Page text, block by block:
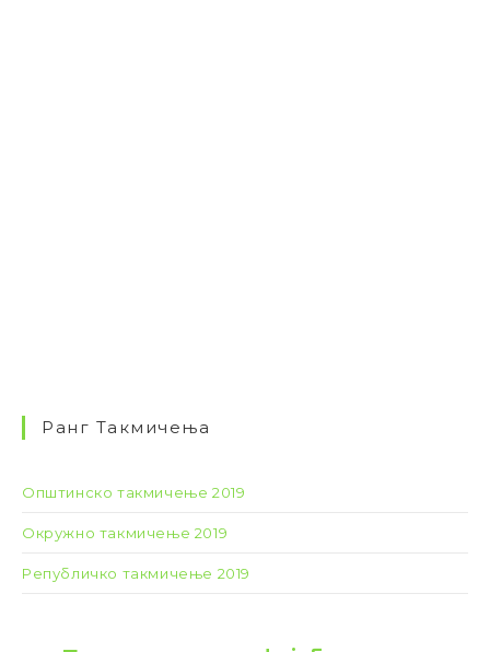
Ранг Такмичења
Општинско такмичење 2019
Окружно такмичење 2019
Републичко такмичење 2019